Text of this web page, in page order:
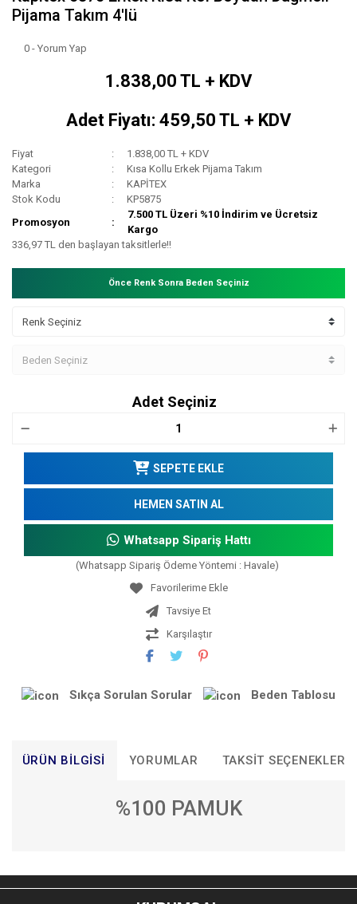
Pijama Takım 4'lü
0 - Yorum Yap
1.838,00 TL + KDV
Adet Fiyatı: 459,50 TL + KDV
Fiyat
1.838,00 TL + KDV
Kategori
Kısa Kollu Erkek Pijama Takım
Marka
KAPİTEX
Stok Kodu
KP5875
Promosyon
7.500 TL Üzeri %10 İndirim ve Ücretsiz
Kargo
336,97 TL den başlayan taksitlerle!!
Önce Renk Sonra Beden Seçiniz
Adet Seçiniz
SEPETE EKLE
HEMEN SATIN AL
Whatsapp Sipariş Hattı
(Whatsapp Sipariş Ödeme Yöntemi : Havale)
Tavsiye Et
Karşılaştır
Sıkça Sorulan Sorular Beden Tablosu
ÜRÜN BILGISI YORUMLAR TAKSIT SEÇENEKLERI
%100 PAMUK
Bu ürünün fiyat bilgisi, resim, ürün açıklamalarında ve diğer
konularda yetersiz gördüğünüz noktaları öneri formunu